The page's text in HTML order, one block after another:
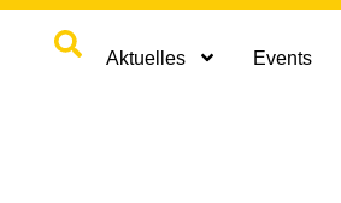
Aktuelles Events